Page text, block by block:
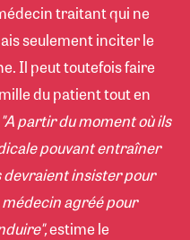
traitant qui ne
seulement inciter le
Il peut toutefois faire
du patient tout en
"A partir du moment où ils
pouvant entraîner
devraient insister pour
agréé pour
estime le